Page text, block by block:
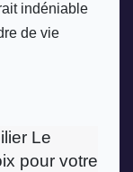
indéniable
de vie
Le
pour votre